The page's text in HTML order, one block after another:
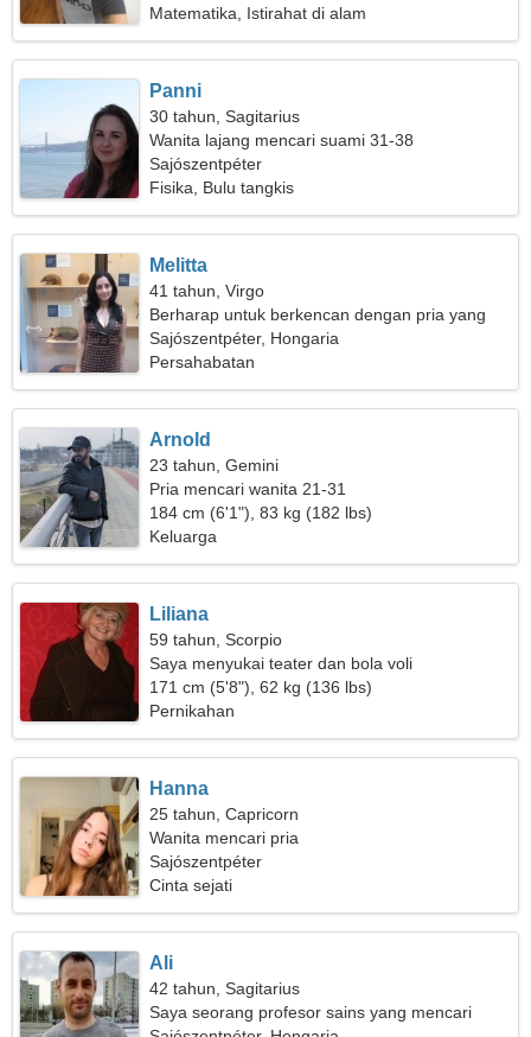
Matematika, Istirahat di alam
Panni
30 tahun, Sagitarius
Wanita lajang mencari suami 31-38
Sajószentpéter
Fisika, Bulu tangkis
Melitta
41 tahun, Virgo
Berharap untuk berkencan dengan pria yang
energik
Sajószentpéter, Hongaria
Persahabatan
Arnold
23 tahun, Gemini
Pria mencari wanita 21-31
184 cm (6'1"), 83 kg (182 lbs)
Keluarga
Liliana
59 tahun, Scorpio
Saya menyukai teater dan bola voli
171 cm (5'8"), 62 kg (136 lbs)
Pernikahan
Hanna
25 tahun, Capricorn
Wanita mencari pria
Sajószentpéter
Cinta sejati
Ali
42 tahun, Sagitarius
Saya seorang profesor sains yang mencari